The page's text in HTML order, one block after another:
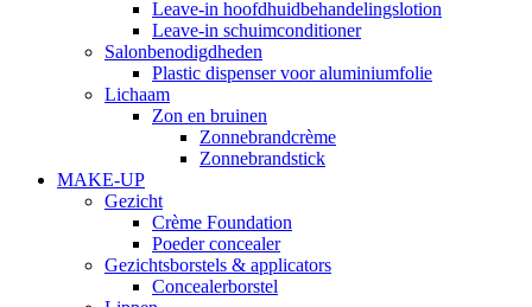
Leave-in hoofdhuidbehandelingslotion
Leave-in schuimconditioner
Salonbenodigdheden
Plastic dispenser voor aluminiumfolie
Lichaam
Zon en bruinen
Zonnebrandcrème
Zonnebrandstick
MAKE-UP
Gezicht
Crème Foundation
Poeder concealer
Gezichtsborstels & applicators
Concealerborstel